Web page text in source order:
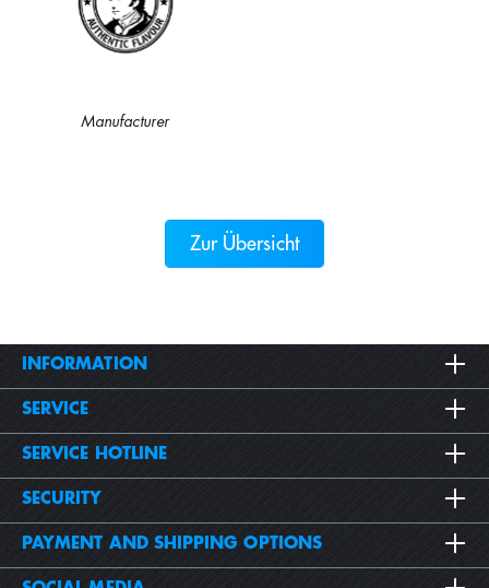
Manufacturer
Zur Übersicht
INFORMATION
SERVICE
SERVICE HOTLINE
SECURITY
PAYMENT AND SHIPPING OPTIONS